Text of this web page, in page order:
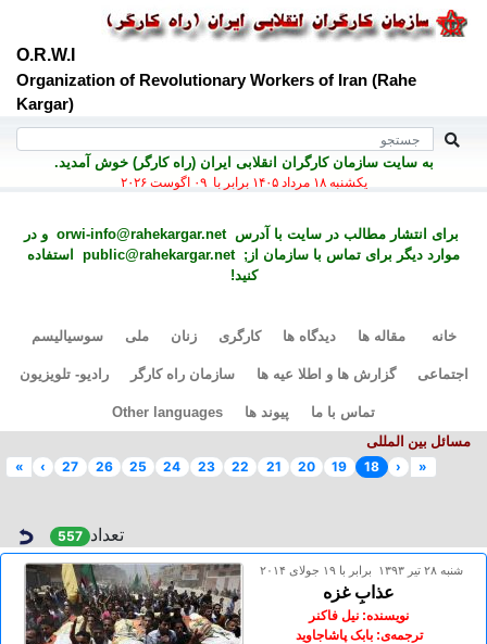
O.R.W.I
Organization of Revolutionary Workers of Iran (Rahe
Kargar)
به سايت سازمان کارگران انقلابی ايران (راه کارگر) خوش آمديد.
يكشنبه ۱۸ مرداد ۱۴۰۵ برابر با ۰۹ اگوست ۲۰۲۶
برای انتشار مطالب در سايت با آدرسorwi-info@rahekargar.net و در
موارد ديگر برای تماس با سازمان از;public@rahekargar.net
استفاده
کنید!
خانه مقاله ها دیدگاه ها کارگری زنان ملی سوسیالیسم
اجتماعی گزارش ها و اطلا عیه ها سازمان راه کارگر رادیو- تلویزیون
تماس با ما پیوند ها Other languages
مسائل بین المللی
«
‹
18
19
20
21
22
23
24
25
26
27
›
»
تعداد 557
شنبه ۲۸ تير ۱۳۹۳ برابر با ۱۹ جولای ۲۰۱۴
عذابِ غزه
نویسنده: نیل فاکنر
ترجمه‌ی: بابک پاشاجاوید